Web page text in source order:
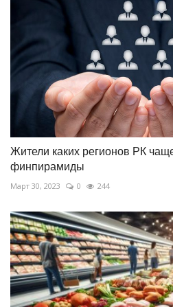
Жители каких регионов РК
финпирамиды
Март 30, 2023 0 244